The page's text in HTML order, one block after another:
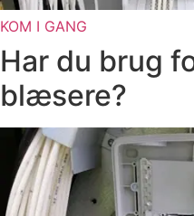
KOM I GANG
Har du brug
blæsere?